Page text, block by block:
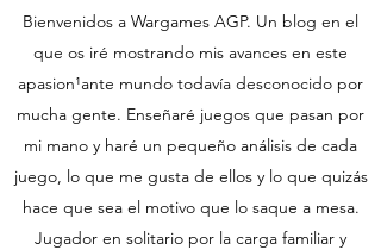
Bienvenidos a Wargames AGP. Un blog en el
que os iré mostrando mis avances en este
apasion¹ante mundo todavía desconocido por
mucha gente. Enseñaré juegos que pasan por
mi mano y haré un pequeño análisis de cada
juego, lo que me gusta de ellos y lo que quizás
hace que sea el motivo que lo saque a mesa.
Jugador en solitario por la carga familiar y